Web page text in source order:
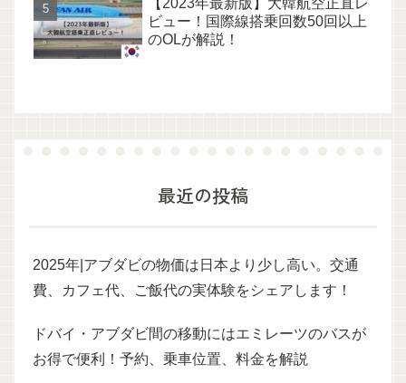
【2023年最新版】大韓航空正直レ
ビュー！国際線搭乗回数50回以上
のOLが解説！
最近の投稿
2025年|アブダビの物価は日本より少し高い。交通
費、カフェ代、ご飯代の実体験をシェアします！
ドバイ・アブダビ間の移動にはエミレーツのバスが
お得で便利！予約、乗車位置、料金を解説